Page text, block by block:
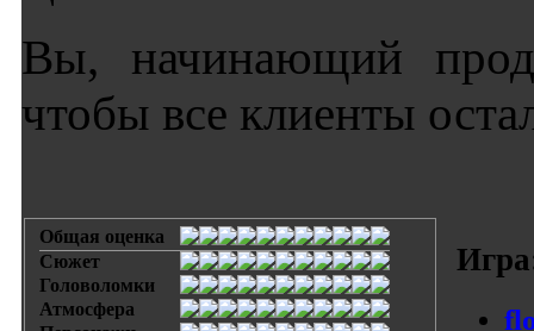
Вы, начинающий
чтобы все клиенты
Общая оценка
Сюжет
Головоломки
Атмосфера